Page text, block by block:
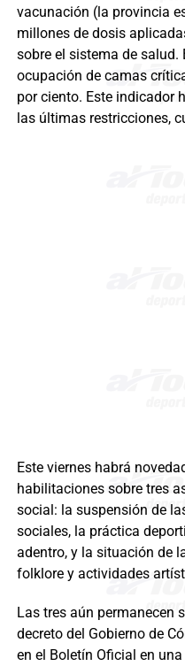
vacunación (la provincia
millones de dosis
sobre el sistema de
ocupación de camas
por ciento. Este indicador
las últimas restricciones,
Este viernes habrá
habilitaciones sobre tres
social: la suspensión de
sociales, la práctica
adentro, y la situación de
folklore y actividades
Las tres aún permanecen
decreto del Gobierno de
en el Boletín Oficial en